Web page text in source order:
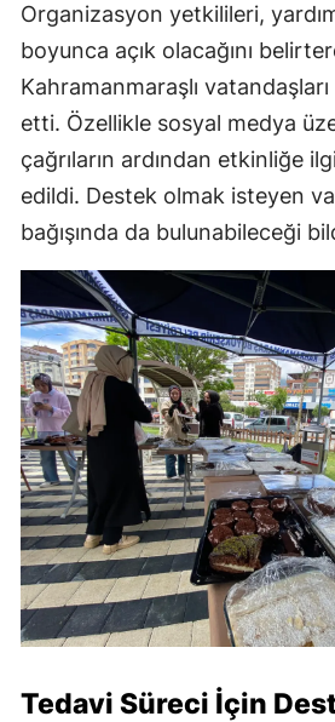
Organizasyon yetkilileri,
boyunca açık olacağını
Kahramanmaraşlı
etti. Özellikle sosyal medya
çağrıların ardından etkinliğe
edildi. Destek olmak isteyen
bağışında da bulunabileceği
Tedavi Süreci İçin